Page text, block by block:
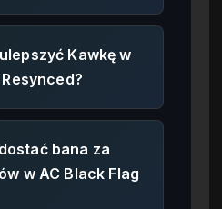
Kawkę w
bana za
w AC Black Flag